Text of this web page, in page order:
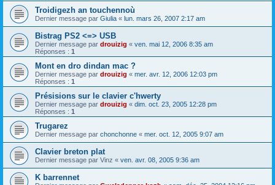
Troidigezh an touchennoù
Dernier message par Giulia « lun. mars 26, 2007 2:17 am
Bistrag PS2 <=> USB
Dernier message par drouizig « ven. mai 12, 2006 8:35 am
Réponses : 1
Mont en dro dindan mac ?
Dernier message par drouizig « mer. avr. 12, 2006 12:03 pm
Réponses : 1
Présisions sur le clavier c'hwerty
Dernier message par drouizig « dim. oct. 23, 2005 12:28 pm
Réponses : 1
Trugarez
Dernier message par chonchonne « mer. oct. 12, 2005 9:07 am
Clavier breton plat
Dernier message par Vinz « ven. avr. 08, 2005 9:36 am
K barrennet